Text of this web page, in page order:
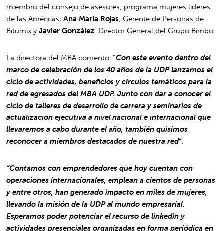
miembro del consejo de asesores, programa mujeres lideres
de las Américas;Ana Maria Rojas , Gerente de Personas de
Bitumix yJavier González , Director General del Grupo Bimbo.
La directora del MBA comento:“Con este evento dentro del
marco de celebración de los 40 años de la UDP lanzamos el
ciclo de actividades, beneficios y círculos temáticos para la
red de egresados del MBA UDP. Junto con dar a conocer el
ciclo de talleres de desarrollo de carrera y seminarios de
actualización ejecutiva a nivel nacional e internacional que
llevaremos a cabo durante el año, también quisimos
reconocer a miembros destacados de nuestra red“
“Contamos con emprendedores que hoy cuentan con
operaciones internacionales, emplean a cientos de personas
y entre otros, han generado impacto en miles de mujeres,
llevando la misión de la UDP al mundo empresarial.
Esperamos poder potenciar el recurso de linkedin y
actividades presenciales organizadas en forma periódica en